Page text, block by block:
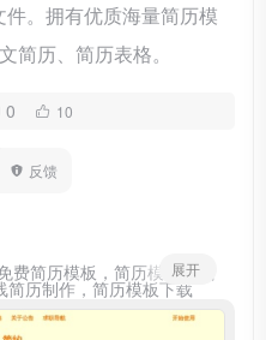
。拥有优质海量简历模
简历、简历表格。
0 10
反馈
简历模板，简历模板下载
历制作，简历模板下载
展开